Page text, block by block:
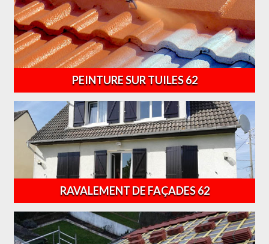
PEINTURE SUR TUILES 62
RAVALEMENT DE FAÇADES 62